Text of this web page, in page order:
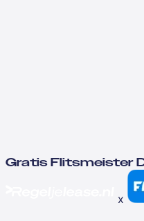
Gratis Flitsmeister
x